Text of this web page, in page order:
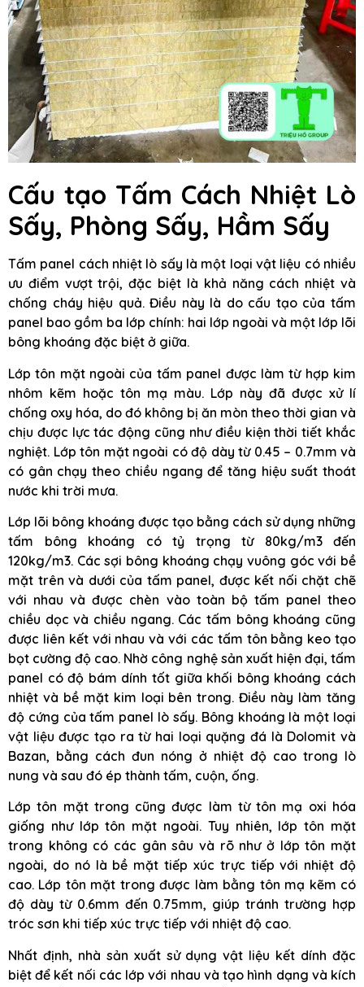
Cấu tạo Tấm Cách Nhiệt Lò
Sấy, Phòng Sấy, Hầm Sấy
Tấm panel cách nhiệt lò sấy là một loại vật liệu có nhiều
ưu điểm vượt trội, đặc biệt là khả năng cách nhiệt và
chống cháy hiệu quả. Điều này là do cấu tạo của tấm
panel bao gồm ba lớp chính: hai lớp ngoài và một lớp lõi
bông khoáng đặc biệt ở giữa.
Lớp tôn mặt ngoài của tấm panel được làm từ hợp kim
nhôm kẽm hoặc tôn mạ màu. Lớp này đã được xử lí
chống oxy hóa, do đó không bị ăn mòn theo thời gian và
chịu được lực tác động cũng như điều kiện thời tiết khắc
nghiệt. Lớp tôn mặt ngoài có độ dày từ 0.45 – 0.7mm và
có gân chạy theo chiều ngang để tăng hiệu suất thoát
nước khi trời mưa.
Lớp lõi bông khoáng được tạo bằng cách sử dụng những
tấm bông khoáng có tỷ trọng từ 80kg/m3 đến
120kg/m3. Các sợi bông khoáng chạy vuông góc với bề
mặt trên và dưới của tấm panel, được kết nối chặt chẽ
với nhau và được chèn vào toàn bộ tấm panel theo
chiều dọc và chiều ngang. Các tấm bông khoáng cũng
được liên kết với nhau và với các tấm tôn bằng keo tạo
bọt cường độ cao. Nhờ công nghệ sản xuất hiện đại, tấm
panel có độ bám dính tốt giữa khối bông khoáng cách
nhiệt và bề mặt kim loại bên trong. Điều này làm tăng
độ cứng của tấm panel lò sấy. Bông khoáng là một loại
vật liệu được tạo ra từ hai loại quặng đá là Dolomit và
Bazan, bằng cách đun nóng ở nhiệt độ cao trong lò
nung và sau đó ép thành tấm, cuộn, ống.
Lớp tôn mặt trong cũng được làm từ tôn mạ oxi hóa
giống như lớp tôn mặt ngoài. Tuy nhiên, lớp tôn mặt
trong không có các gân sâu và rõ như ở lớp tôn mặt
ngoài, do nó là bề mặt tiếp xúc trực tiếp với nhiệt độ
cao. Lớp tôn mặt trong được làm bằng tôn mạ kẽm có
độ dày từ 0.6mm đến 0.75mm, giúp tránh trường hợp
tróc sơn khi tiếp xúc trực tiếp với nhiệt độ cao.
Nhất định, nhà sản xuất sử dụng vật liệu kết dính đặc
biệt để kết nối các lớp với nhau và tạo hình dạng và kích